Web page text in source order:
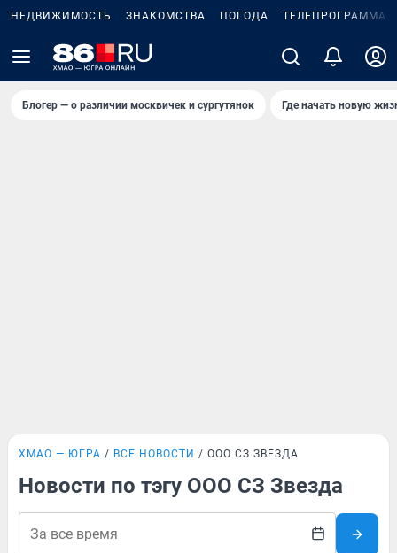
НЕДВИЖИМОСТЬ ЗНАКОМСТВА ПОГОДА ТЕЛЕПРОГРАММА
Блогер — о различии москвичек и сургутянок Где начать новую
ХМАО — ЮГРА ВСЕ НОВОСТИ ООО СЗ ЗВЕЗДА
Новости по тэгу ООО СЗ Звезда